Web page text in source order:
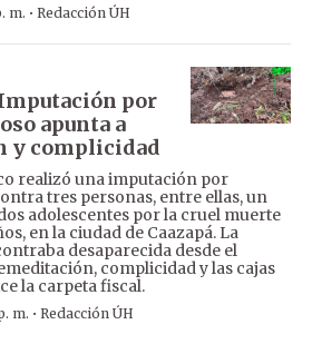
m. · Redacción ÚH
por
apunta a
y complicidad
realizó una imputación por
tres personas, entre ellas, un
adolescentes por la cruel muerte
en la ciudad de Caazapá. La
desaparecida desde el
complicidad y las cajas
la carpeta fiscal.
m. · Redacción ÚH